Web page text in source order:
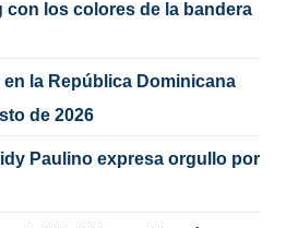
con los colores de la bandera
en la República Dominicana
de 2026
Paulino expresa orgullo por